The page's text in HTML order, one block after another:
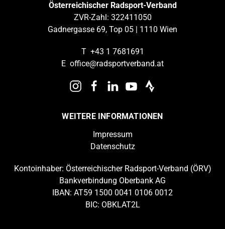
Österreichischer Radsport-Verband
ZVR-Zahl: 322411050
Gadnergasse 69, Top 05 | 1110 Wien
T +43 1 7681691
E office@radsportverband.at
WEITERE INFORMATIONEN
Impressum
Datenschutz
Kontoinhaber: Österreichischer Radsport-Verband (ÖRV)
Bankverbindung Oberbank AG
IBAN: AT59 1500 0041 0106 0012
BIC: OBKLAT2L